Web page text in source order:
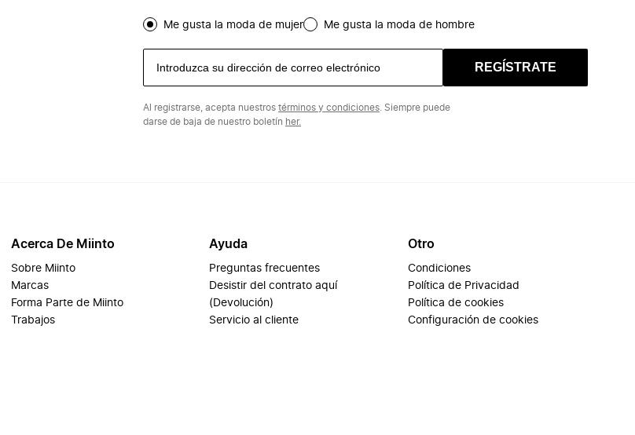
Me gusta la moda de mujer Me gusta la moda de hombre
REGÍSTRATE
Al registrarse, acepta nuestros términos y condiciones . Siempre puede
darse de baja de nuestro boletín her.
Acerca De Miinto
Sobre Miinto
Marcas
Forma Parte de Miinto
Trabajos
Ayuda
Preguntas frecuentes
Desistir del contrato aquí
(Devolución)
Servicio al cliente
Otro
Condiciones
Política de Privacidad
Política de cookies
Configuración de cookies